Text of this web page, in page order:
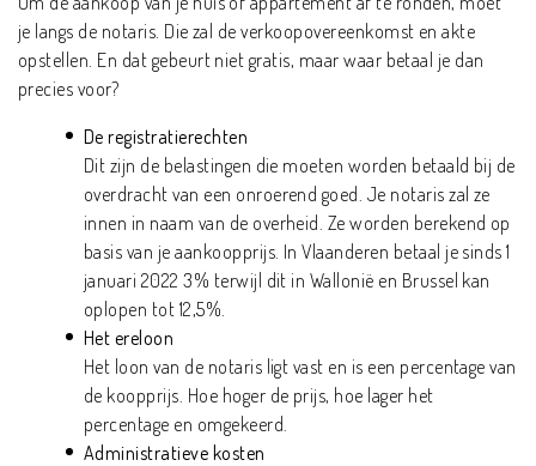
je langs de notaris. Die zal de verkoopovereenkomst en akte
opstellen. En dat gebeurt niet gratis, maar waar betaal je dan
precies voor?
De registratierechten
Dit zijn de belastingen die moeten worden betaald bij de
overdracht van een onroerend goed. Je notaris zal ze
innen in naam van de overheid. Ze worden berekend op
basis van je aankoopprijs. In Vlaanderen betaal je sinds 1
januari 2022 3% terwijl dit in Wallonië en Brussel kan
oplopen tot 12,5%.
Het ereloon
Het loon van de notaris ligt vast en is een percentage van
de koopprijs. Hoe hoger de prijs, hoe lager het
percentage en omgekeerd.
Administratieve kosten